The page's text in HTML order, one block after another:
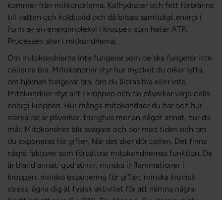
kommer från mitkondrierna. Kolhydrater och fett förbränns
till vatten och koldioxid och då bildas samtidigt energi i
form av en energimolekyl i kroppen som heter ATP.
Processen sker i mitkondrierna.
Om mitokondrierna inte fungerar som de ska fungerar inte
cellerna bra. Mitokondrier styr hur mycket du orkar lyfta,
om hjärnan fungerar bra, om du åldras bra eller inte.
Mitokondrier styr allt i kroppen och de påverkar varje cells
energi kroppen. Hur många mitokondrier du har och hur
starka de är påverkar, troligtvis mer än något annat, hur du
mår. Mitokondrier blir svagare och dör med tiden och om
du exponeras för gifter. När det sker dör cellen. Det finns
några faktorer som förbättrar mitokondriernas funktion. De
är bland annat: god sömn, minska inflammationer i
kroppen, minska exponering för gifter, minska kronisk
stress, ägna dig åt fysisk aktivitet för att nämna några.